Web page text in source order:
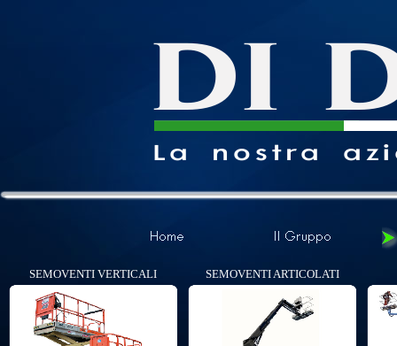
SEMOVENTI VERTICALI SEMOVENTI ARTICOLATI